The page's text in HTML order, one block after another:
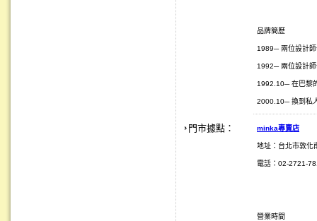
品牌簡歷
1989─ 兩位設計
1992─ 兩位設計
1992.10─ 在巴黎
2000.10─ 換到私
門市據點： minka專賣店
地址：台北市敦化
電話：02-2721-
營業時間